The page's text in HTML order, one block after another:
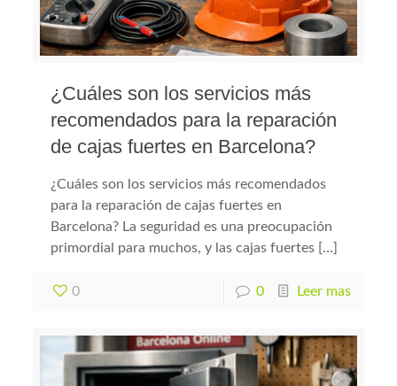
¿Cuáles son los servicios más
recomendados para la reparación
de cajas fuertes en Barcelona?
¿Cuáles son los servicios más recomendados
para la reparación de cajas fuertes en
Barcelona? La seguridad es una preocupación
primordial para muchos, y las cajas fuertes […]
0 0 Leer mas